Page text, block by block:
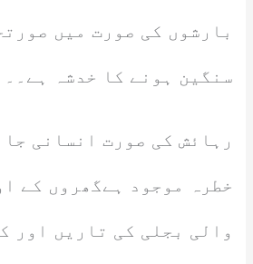
بارشوں کی صورت میں
سنگین ہونے کا خدشہ ہے۔۔
رہائش کی صورت انسانی
خطرہ موجود ہےگھروں کے
والی بجلی کی تاریں اور